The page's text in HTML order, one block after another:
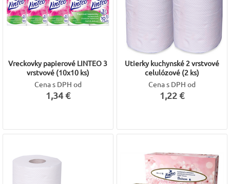
Vreckovky papierové LINTEO 3
vrstvové (10x10 ks)
Cena s DPH od
1,34 €
Utierky kuchynské 2 vrstvové
celulózové (2 ks)
Cena s DPH od
1,22 €